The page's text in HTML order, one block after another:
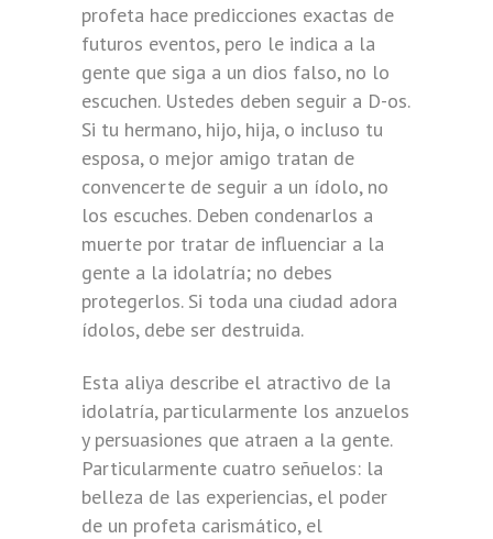
profeta hace predicciones exactas de
futuros eventos, pero le indica a la
gente que siga a un dios falso, no lo
escuchen. Ustedes deben seguir a D-os.
Si tu hermano, hijo, hija, o incluso tu
esposa, o mejor amigo tratan de
convencerte de seguir a un ídolo, no
los escuches. Deben condenarlos a
muerte por tratar de influenciar a la
gente a la idolatría; no debes
protegerlos. Si toda una ciudad adora
ídolos, debe ser destruida.
Esta aliya describe el atractivo de la
idolatría, particularmente los anzuelos
y persuasiones que atraen a la gente.
Particularmente cuatro señuelos: la
belleza de las experiencias, el poder
de un profeta carismático, el